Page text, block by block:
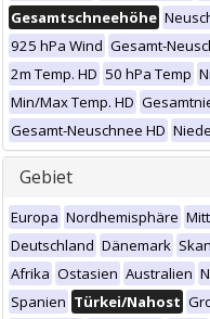
Gesamtschneehöhe
925 hPa Wind Gesamt-
2m Temp. HD 50 hPa Temp
Min/Max Temp. HD
Gesamt-Neuschnee HD
Gebiet
Europa Nordhemisphäre
Deutschland Dänemark
Afrika Ostasien Australien
Spanien Türkei/Nahost